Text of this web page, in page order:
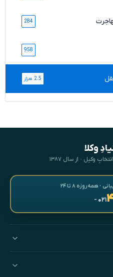
284
958
2.5 هزار
وکلا
وکیل · از سال ۱۳۸۷
· همه‌روزه ۸ تا ۲۴
- ۰۲۱